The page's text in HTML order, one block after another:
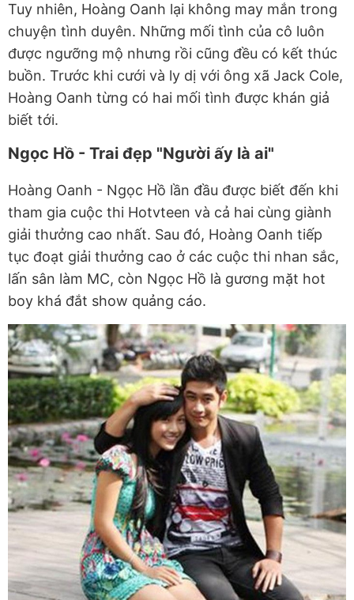
Tuy nhiên, Hoàng Oanh lại không may mắn trong
chuyện tình duyên. Những mối tình của cô luôn
được ngưỡng mộ nhưng rồi cũng đều có kết thúc
buồn. Trước khi cưới và ly dị với ông xã Jack Cole,
Hoàng Oanh từng có hai mối tình được khán giả
biết tới.
Ngọc Hồ - Trai đẹp "Người ấy là ai"
Hoàng Oanh - Ngọc Hồ lần đầu được biết đến khi
tham gia cuộc thi Hotvteen và cả hai cùng giành
giải thưởng cao nhất. Sau đó, Hoàng Oanh tiếp
tục đoạt giải thưởng cao ở các cuộc thi nhan sắc,
lấn sân làm MC, còn Ngọc Hồ là gương mặt hot
boy khá đắt show quảng cáo.